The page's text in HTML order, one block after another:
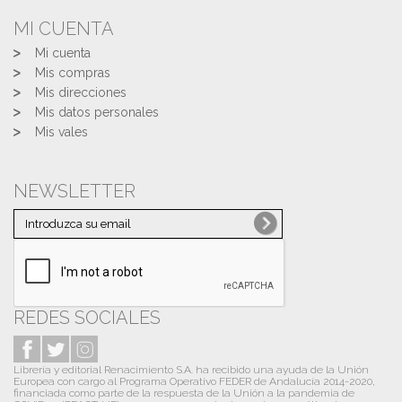
MI CUENTA
Mi cuenta
Mis compras
Mis direcciones
Mis datos personales
Mis vales
NEWSLETTER
REDES SOCIALES
Librería y editorial Renacimiento S.A. ha recibido una ayuda de la Unión
Europea con cargo al Programa Operativo FEDER de Andalucía 2014-2020,
financiada como parte de la respuesta de la Unión a la pandemia de